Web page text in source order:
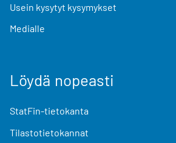
Usein kysytyt kysymykset
Medialle
Löydä nopeasti
StatFin-tietokanta
Tilastotietokannat